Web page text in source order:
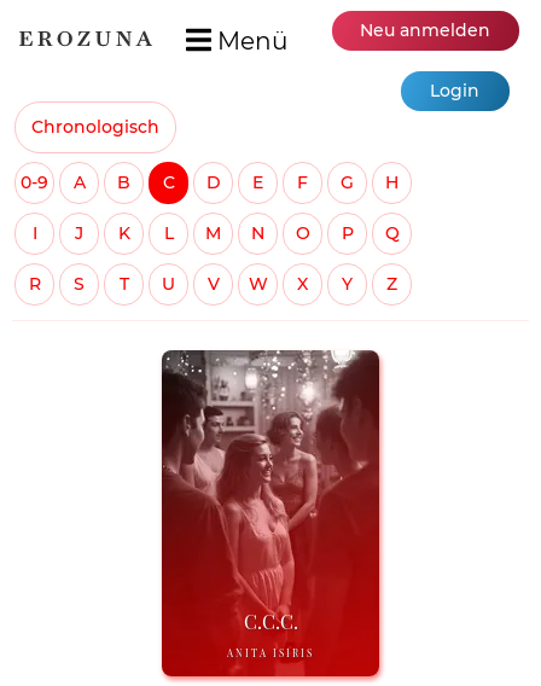
Menü Neu anmelden
Login
Chronologisch
0-9 A B C D E F G H
I J K L M N O P Q
R S T U V W X Y Z
C.C.C.
ANITA ISIRIS